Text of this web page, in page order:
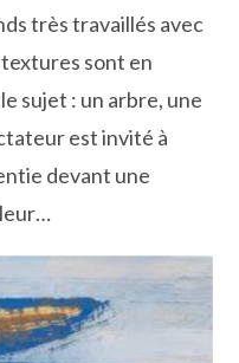
très travaillés avec
sont en
sujet : un arbre, une
est invité à
devant une